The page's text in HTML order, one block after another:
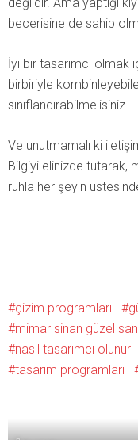
becerisine de sahip
İyi bir tasarımcı olmak
birbiriyle
sınıflandırabilmelisiniz.
Ve unutmamalı ki
Bilgiyi elinizde tutarak,
ruhla her şeyin
çizim programları
mimar sinan güzel
nasıl tasarımcı olunur
tasarım programları